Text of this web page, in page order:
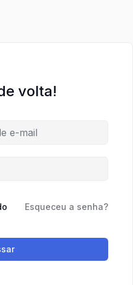
volta!
Esqueceu a senha?